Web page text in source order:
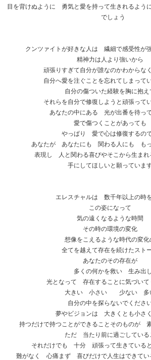
目を背けぬように 勇気と愛を持って生きれるよう
でしょう
クンツァイトが好きな人は 繊細で感受性が
精神力は人より強いから
頑張りすぎて自分が誰なのかわからな
自分へ愛を注ぐことを忘れてしまって
自分の傷ついた経験を胸に抱
それらを自分で修復しようと頑張って
あなたの中にある 光が出番を待って
愛で傷つくことがあっても
やっぱり 愛で心は修復するので
あなたが あなたにも 関わる人にも もっ
表現し 人と関わる喜びやそこから生まれ
手にしてほしいと願っています
エレスチャルは 数千年以上の時
この姿になって
気の遠くなるような時間
その時の環境の変化
想像をこえるような時代の変化
全てを越えて存在を続けたストー
あなたのその存在が
多くの何かを救い 生み出し
光となって 存在することに気づいて
大きい 小さい 少ない
自分の中を探らないでください
夢やビジョンは 大きくとも小さ
持つだけで持つことができることそのものが
ただ 当たり前に過ごしている
それだけでも 十分 頑張って生きていると
難がなく 心痛まず 喜びだけで人生はできてい